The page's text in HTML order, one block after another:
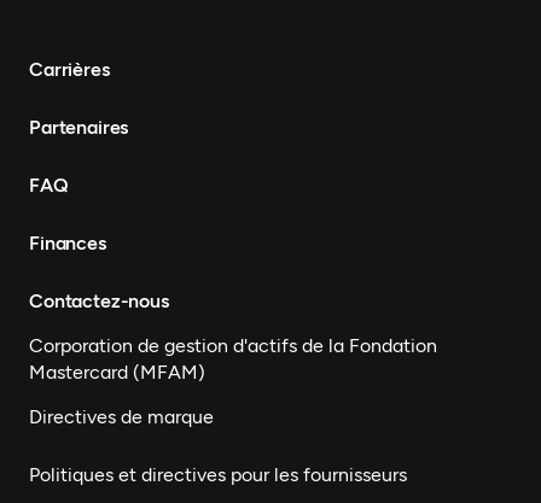
Carrières
Partenaires
FAQ
Finances
Contactez-nous
Corporation de gestion d'actifs de la Fondation
Mastercard (MFAM)
Directives de marque
Politiques et directives pour les fournisseurs